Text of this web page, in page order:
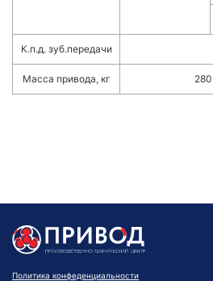
К.п.д. зуб.передачи
Масса привода, кг 280
Политика конфеденциальности